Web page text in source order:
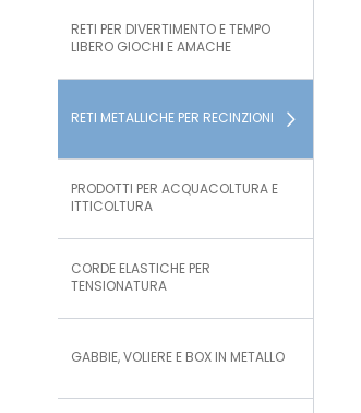
RETI PER DIVERTIMENTO E TEMPO
LIBERO GIOCHI E AMACHE
RETI METALLICHE PER RECINZIONI
PRODOTTI PER ACQUACOLTURA E
ITTICOLTURA
CORDE ELASTICHE PER
TENSIONATURA
GABBIE, VOLIERE E BOX IN METALLO